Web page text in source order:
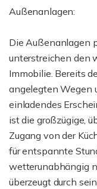
Außenanlagen:
Die Außenanlagen
unterstreichen den
Immobilie. Bereits
angelegten Wegen
einladendes
ist die großzügige,
Zugang von der
für entspannte
wetterunabhängig
überzeugt durch